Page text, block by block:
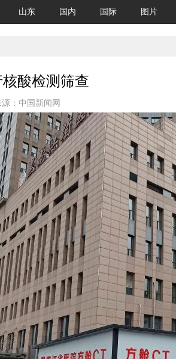
山东 国内 国际 图片
酸检测筛查
： 中国新闻网